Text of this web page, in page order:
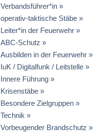
Verbandsführer*in
operativ-taktische Stäbe
Leiter*in der Feuerwehr
ABC-Schutz
Ausbilden in der Feuerwehr
IuK / Digitalfunk / Leitstelle
Innere Führung
Krisenstäbe
Besondere Zielgruppen
Technik
Vorbeugender Brandschutz